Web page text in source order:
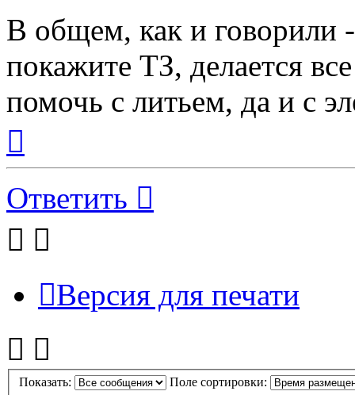
В общем, как и говорили
покажите ТЗ, делается
помочь с литьем, да и с
началу
Ответить
Версия для печати
Показать: Поле сортировки: